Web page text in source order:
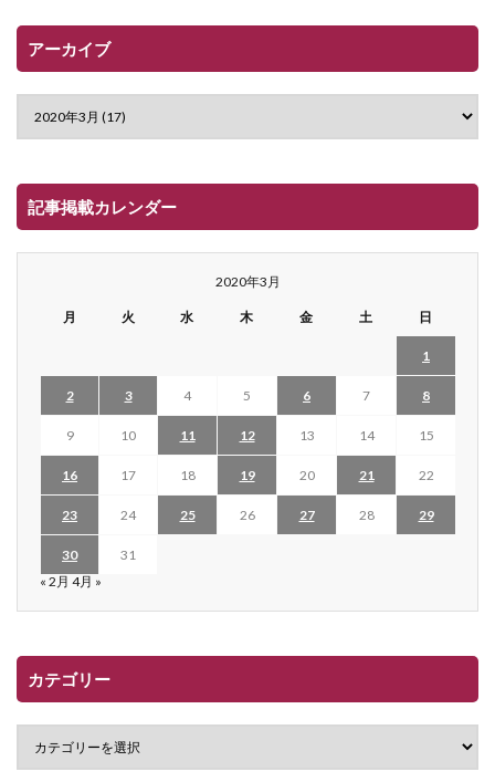
アーカイブ
記事掲載カレンダー
2020年3月
月 火 水 木 金 土 日
1
2 3 4 5 6 7 8
9 10 11 12 13 14 15
16 17 18 19 20 21 22
23 24 25 26 27 28 29
30
31
« 2月 4月 »
カテゴリー